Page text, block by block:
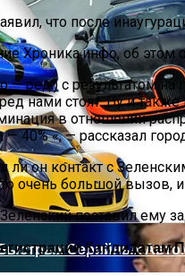
Мифы О
Зеленского И
Серийных
что после
Хроника.инфо, об этом
— ред.) с результатом
нами стоят. Ну и
в отношении
40% «, — рассказал
ли он контакт с
очень большой
поставил ему
Кандидатам